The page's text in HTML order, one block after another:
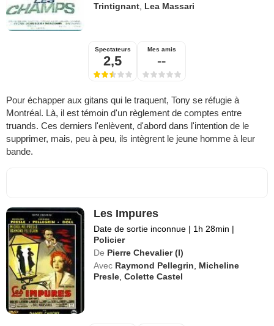
Trintignant, Lea Massari
Spectateurs
2,5
Mes amis
--
Pour échapper aux gitans qui le traquent, Tony se réfugie à
Montréal. Là, il est témoin d'un règlement de comptes entre
truands. Ces derniers l'enlèvent, d'abord dans l'intention de le
supprimer, mais, peu à peu, ils intègrent le jeune homme à leur
bande.
Les Impures
Date de sortie inconnue | 1h 28min |
Policier
De Pierre Chevalier (I)
Avec Raymond Pellegrin
Micheline
Presle ,Colette Castel